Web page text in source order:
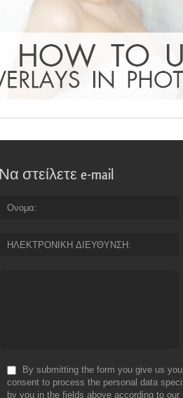
Να στείλετε e-mail
Ονομα
ΗΛΕΚΤΡΟΝΙΚΗ ΔΙΕΥΘΥΝΣΗ
By submitting the form you give us
consent to process the personal data
by you in the fields above according to our